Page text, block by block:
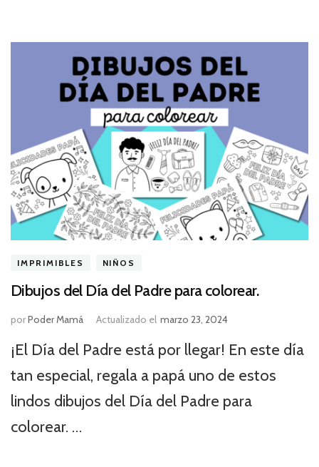
IMPRIMIBLES NIÑOS
Dibujos del Día del Padre para colorear.
porPoder Mamá Actualizado el marzo 23, 2024
¡El Día del Padre está por llegar! En este día
tan especial, regala a papá uno de estos
lindos dibujos del Día del Padre para
colorear. …